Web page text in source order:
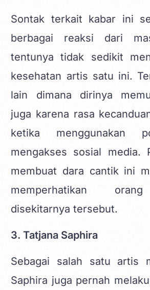
Sontak terkait kabar ini
berbagai reaksi dari
tentunya tidak sedikit
kesehatan artis satu ini.
lain dimana dirinya
juga karena rasa
ketika menggunakan
mengakses sosial media.
membuat dara cantik ini
memperhatikan
disekitarnya tersebut.
3. Tatjana Saphira
Sebagai salah satu artis
Saphira juga pernah